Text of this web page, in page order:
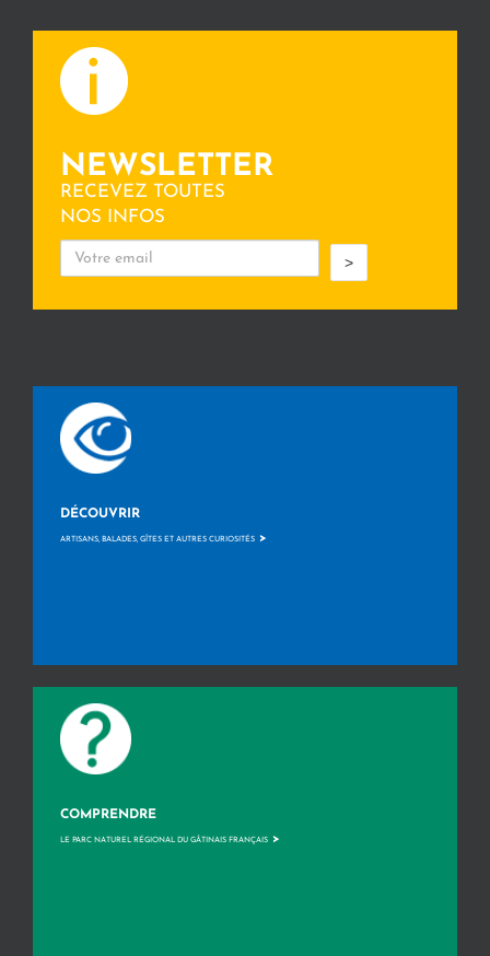
NEWSLETTER
RECEVEZ TOUTES
NOS INFOS
>
DÉCOUVRIR
ARTISANS, BALADES, GÎTES ET AUTRES CURIOSITÉS >
COMPRENDRE
LE PARC NATUREL RÉGIONAL DU GÂTINAIS FRANÇAIS >